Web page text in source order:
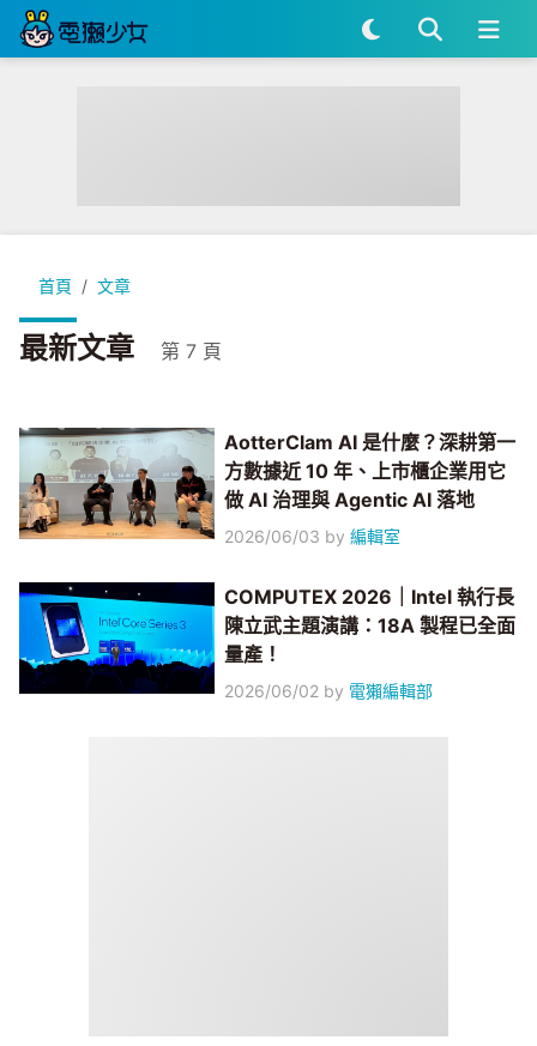
首頁 文章
最新文章 第 7 頁
AotterClam AI 是什麼？深耕第一
方數據近 10 年、上市櫃企業用它
做 AI 治理與 Agentic AI 落地
2026/06/03 by編輯室
COMPUTEX 2026｜Intel 執行長
陳立武主題演講：18A 製程已全面
量產！
2026/06/02 by 電獺編輯部